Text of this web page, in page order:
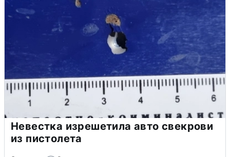
Невестка изрешетила авто свекрови
из пистолета